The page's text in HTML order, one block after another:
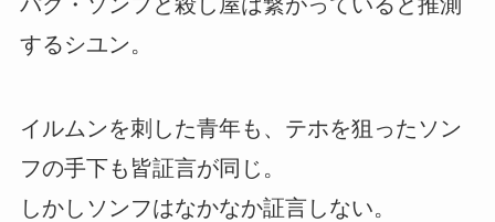
するシユン。
イルムンを刺した青年も、テホを狙ったソン
フの手下も皆証言が同じ。
しかしソンフはなかなか証言しない。